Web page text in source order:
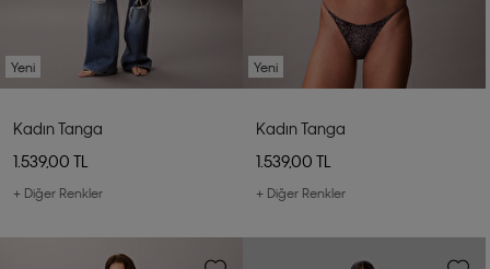
Yeni
Kadın Tanga
1.539,00 TL
+ Diğer Renkler
Yeni
Kadın Tanga
1.539,00 TL
+ Diğer Renkler